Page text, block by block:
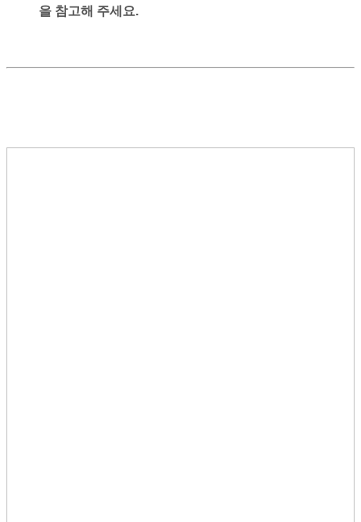
을 참고해 주세요.